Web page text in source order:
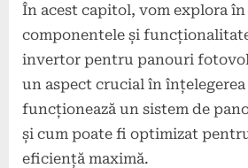
În acest capitol, vom explora
componentele și
invertor pentru panouri
un aspect crucial în
funcționează un sistem de
și cum poate fi optimizat
eficiență maximă.